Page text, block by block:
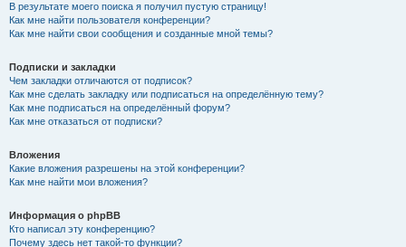
В результате моего поиска я получил пустую страницу!
Как мне найти пользователя конференции?
Как мне найти свои сообщения и созданные мной темы?
Подписки и закладки
Чем закладки отличаются от подписок?
Как мне сделать закладку или подписаться на определённую тему?
Как мне подписаться на определённый форум?
Как мне отказаться от подписки?
Вложения
Какие вложения разрешены на этой конференции?
Как мне найти мои вложения?
Информация о phpBB
Кто написал эту конференцию?
Почему здесь нет такой-то функции?